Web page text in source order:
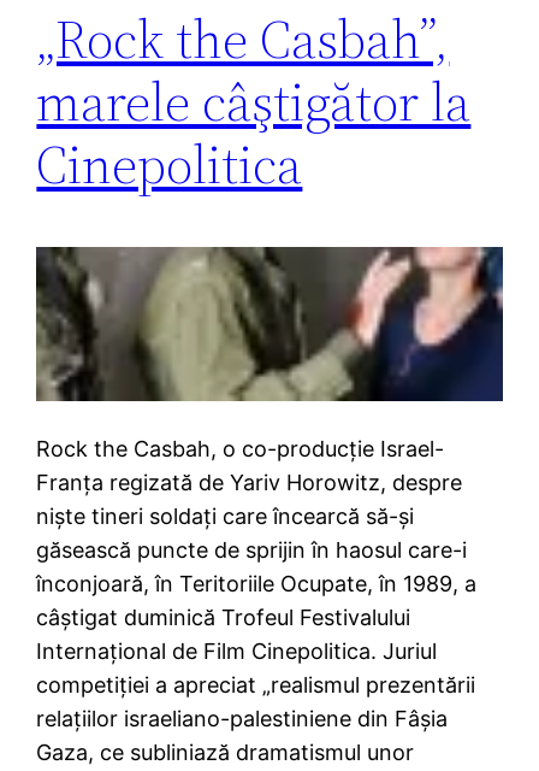
„Rock the Casbah”,
marele câştigător la
Cinepolitica
Rock the Casbah, o co-producţie Israel-
Franţa regizată de Yariv Horowitz, despre
nişte tineri soldaţi care încearcă să-şi
găsească puncte de sprijin în haosul care-i
înconjoară, în Teritoriile Ocupate, în 1989, a
câştigat duminică Trofeul Festivalului
Internaţional de Film Cinepolitica. Juriul
competiţiei a apreciat „realismul prezentării
relaţiilor israeliano-palestiniene din Fâşia
Gaza, ce subliniază dramatismul unor